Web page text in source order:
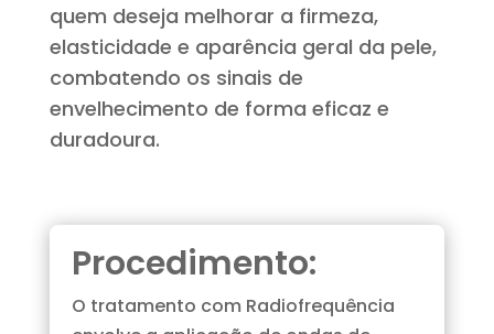
quem deseja melhorar a firmeza,
elasticidade e aparência geral da pele,
combatendo os sinais de
envelhecimento de forma eficaz e
duradoura.
Procedimento:
O tratamento com Radiofrequência